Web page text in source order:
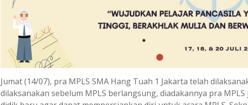
Jumat (14/07), pra MPLS SMA Hang Tuah 1 Jakarta telah
dilaksanakan sebelum MPLS berlangsung, diadakannya pra